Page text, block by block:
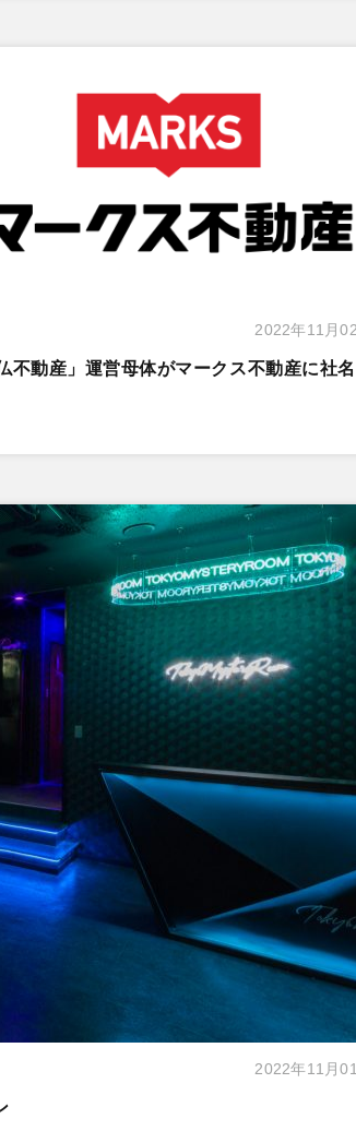
2022年11月
不動産」運営母体がマークス不動産に社
2022年11月